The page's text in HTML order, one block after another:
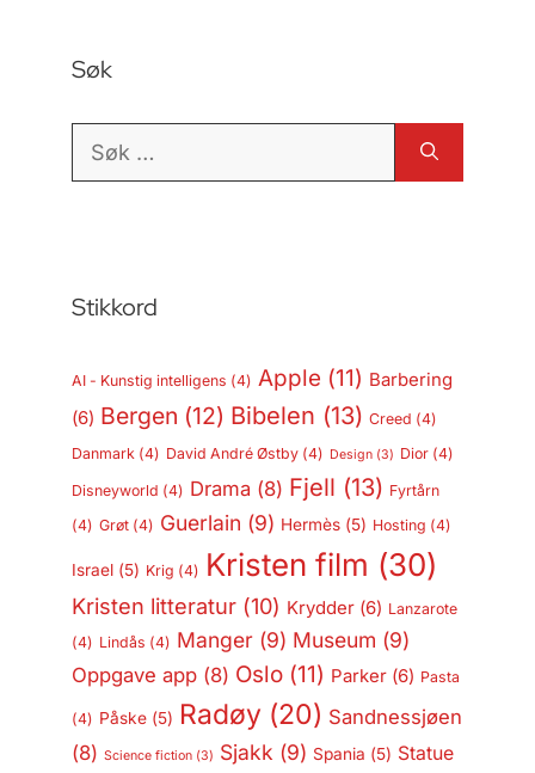
Søk
Søk
Stikkord
AI - Kunstig intelligens (4) Apple (11) Barbering
(6) Bergen (12) Bibelen (13) Creed (4)
Danmark (4) David André Østby(4) Design(3) Dior(4)
Disneyworld (4) Drama (8) Fjell (13) Fyrtårn
(4) Grøt(4) Guerlain (9) Hermès(5) Hosting (4)
Israel(5) Krig (4) Kristen film (30)
Kristen litteratur(10) Krydder(6) Lanzarote
(4) Lindås (4) Manger(9) Museum (9)
Oppgave app(8) Oslo(11) Parker(6) Pasta
(4) Påske(5) Radøy(20) Sandnessjøen
(8) Science fiction(3) Sjakk (9) Spania (5) Statue